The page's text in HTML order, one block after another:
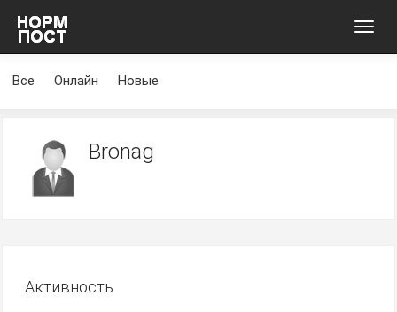
Все Онлайн Новые
Bronag
Активность